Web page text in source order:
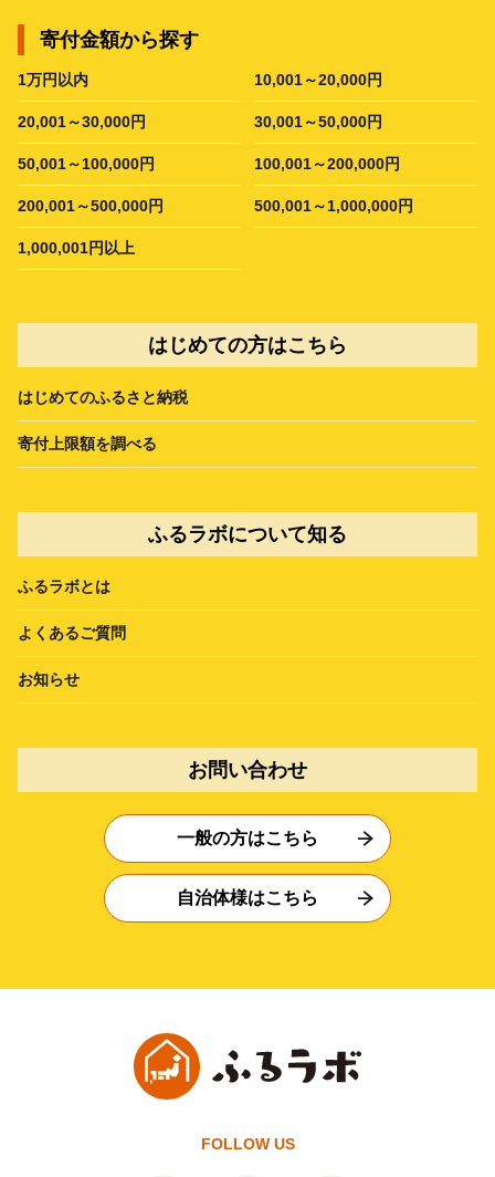
寄付金額から探す
1万円以内 10,001～20,000円
20,001～30,000円 30,001～50,000円
50,001～100,000円 100,001～200,000円
200,001～500,000円 500,001～1,000,000円
1,000,001円以上
はじめての方はこちら
はじめてのふるさと納税
寄付上限額を調べる
ふるラボについて知る
ふるラボとは
よくあるご質問
お知らせ
お問い合わせ
一般の方はこちら
自治体様はこちら
FOLLOW US